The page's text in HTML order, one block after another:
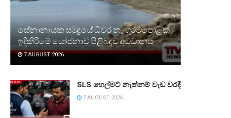
සේනානායක සමුද්‍රයේ ධීවර නැංගුරම්පොළක්
ඉදිකිරීමේ යෝජනාව පිළිබඳව අවධානය
7 AUGUST 2026
SLS හෙල්මට් නැත්නම් වැඩ වරදී
7 AUGUST 2026